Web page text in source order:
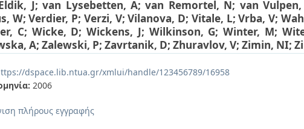
J;van Lysebetten, A;van Remortel, N; van
W;Verdier, P; Verzi, V;Vilanova, D; Vitale, L;Vrba, V;
C; Wicke, D;Wickens, J; Wilkinson, G;Winter, M;
A; Zalewski, P; Zavrtanik, D; Zhuravlov, V; Zimin, NI;
dspace.lib.ntua.gr/xmlui/handle/123456789/16958
2006
πλήρους εγγραφής